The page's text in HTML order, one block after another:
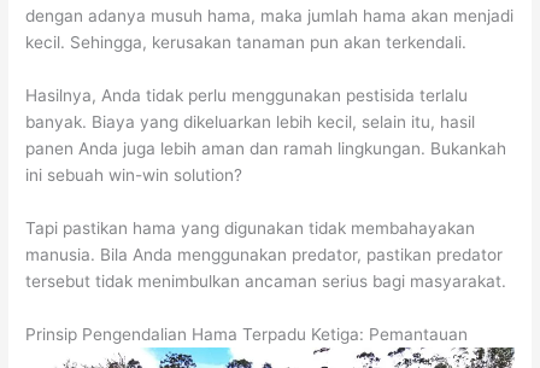
dengan adanya musuh hama, maka jumlah hama akan menjadi
kecil. Sehingga, kerusakan tanaman pun akan terkendali.
Hasilnya, Anda tidak perlu menggunakan pestisida terlalu
banyak. Biaya yang dikeluarkan lebih kecil, selain itu, hasil
panen Anda juga lebih aman dan ramah lingkungan. Bukankah
ini sebuah win-win solution?
Tapi pastikan hama yang digunakan tidak membahayakan
manusia. Bila Anda menggunakan predator, pastikan predator
tersebut tidak menimbulkan ancaman serius bagi masyarakat.
Prinsip Pengendalian Hama Terpadu Ketiga: Pemantauan